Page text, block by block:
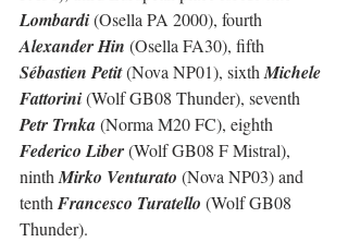
Lombardi (Osella PA 2000), fourth
Alexander Hin (Osella FA30), fifth
Sébastien Petit (Nova NP01), sixth Michele
Fattorini (Wolf GB08 Thunder), seventh
Petr Trnka (Norma M20 FC), eighth
Federico Liber (Wolf GB08 F Mistral),
ninth Mirko Venturato (Nova NP03) and
tenth Francesco Turatello (Wolf GB08
Thunder).